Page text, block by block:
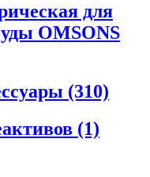
для
OMSONS
(310)
(1)